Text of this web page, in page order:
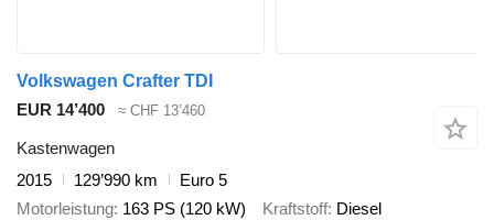
Volkswagen Crafter TDI
EUR 14’400
≈ CHF 13’460
Kastenwagen
2015
129’990 km
Euro 5
Motorleistung 163 PS (120 kW) Kraftstoff Diesel